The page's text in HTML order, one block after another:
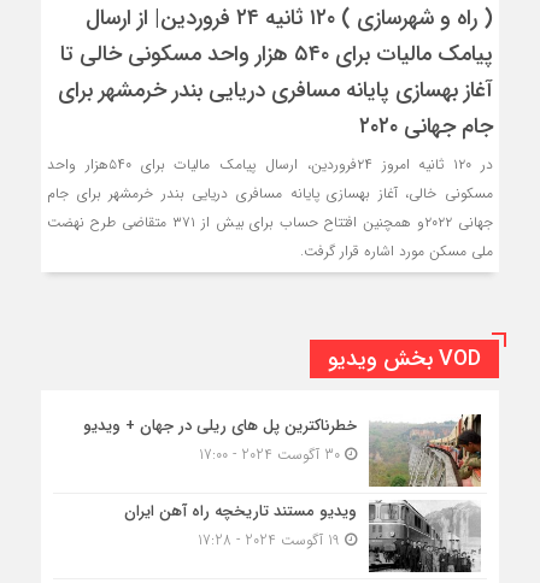
( راه و شهرسازی ) ۱۲۰ ثانیه ۲۴ فروردین‌| از ارسال
پیامک مالیات برای ۵۴۰ هزار واحد مسکونی خالی تا
آغاز بهسازی پایانه مسافری دریایی بندر خرمشهر برای
جام جهانی ۲۰۲۰
در ۱۲۰ ثانیه امروز ۲۴فروردین‌، ارسال پیامک مالیات برای ۵۴۰هزار واحد
مسکونی خالی، آغاز بهسازی پایانه مسافری دریایی بندر خرمشهر برای جام
جهانی ۲۰۲۲و همچنین افتتاح حساب برای بیش از ۳۷۱ متقاضی طرح نهضت
ملی مسکن مورد اشاره قرار گرفت.
VOD بخش ویدیو
خطرناکترین پل های ریلی در جهان + ویدیو
30 آگوست 2024 - 17:00
ویدیو مستند تاریخچه راه آهن ایران